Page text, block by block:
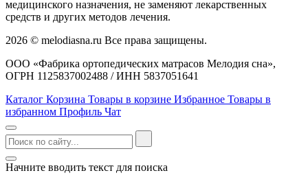
медицинского назначения, не заменяют лекарственных
средств и других методов лечения.
2026 © melodiasna.ru Все права защищены.
ООО «Фабрика ортопедических матрасов Мелодия сна»,
ОГРН 1125837002488 / ИНН 5837051641
Каталог Корзина Товары в корзине Избранное Товары в
избранном Профиль Чат
Начните вводить текст для поиска